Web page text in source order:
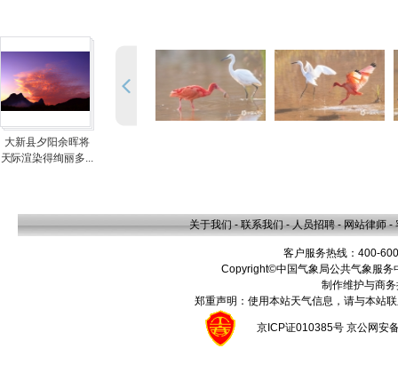
大新县夕阳余晖将
天际渲染得绚丽多...
关于我们 - 联系我们 - 人员招聘 - 网站律师 -
客户服务热线：400-
Copyright©中国气象局公共气象服
制作维护与商
郑重声明：使用本站天气信息，请与本站
京ICP证010385号 京公网安